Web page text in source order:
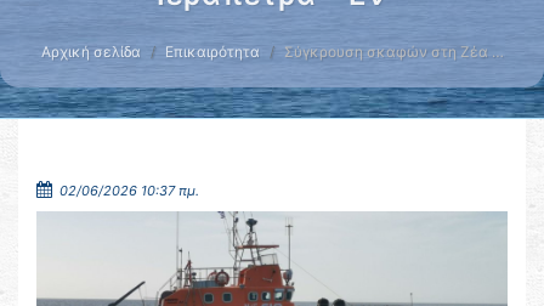
Αρχική σελίδα Επικαιρότητα Σύγκρουση σκαφών στη Ζέα …
02/06/2026 10:37 πμ.